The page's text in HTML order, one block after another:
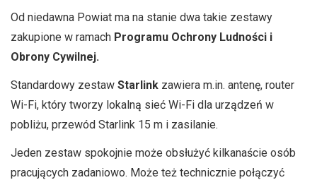
Od niedawna Powiat ma na stanie dwa takie zestawy
zakupione w ramach Programu Ochrony Ludności i
Obrony Cywilnej.
Standardowy zestaw Starlink zawiera m.in. antenę, router
Wi-Fi, który tworzy lokalną sieć Wi-Fi dla urządzeń w
pobliżu, przewód Starlink 15 m i zasilanie.
Jeden zestaw spokojnie może obsłużyć kilkanaście osób
pracujących zadaniowo. Może też technicznie połączyć